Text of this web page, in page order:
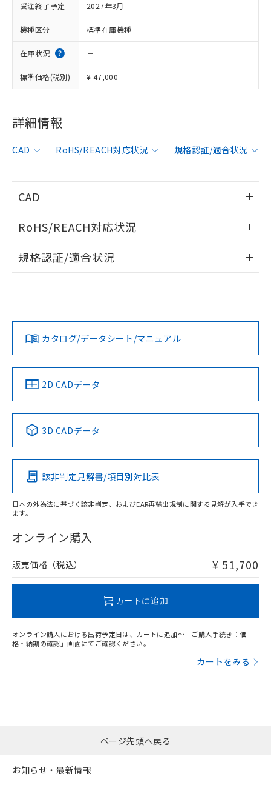
受注終了予定 2027年3月
機種区分 標準在庫機種
在庫状況 －
標準価格(税別) ¥ 47,000
詳細情報
CAD RoHS/REACH対応状況 規格認証/適合状況
CAD
ログイン/会員登録いただくと、CADデータをダウンロー
ドすることができます。
RoHS/REACH対応状況
EU RoHS 注意事項・凡例
対応済み
中国 RoHS 注意事項・凡例
Pb Hg Cd Cr(VI)
O
在庫等で未対応品が混在する可能性があります。
問い合わせください。
規格認証/適合状況
LR型式承認
（イギリス
船舶規格）
DNV型式承認
（ノルウェー
BV型式承認
（フランス
KR型式
（韓国
No No No No
この製品の規格認証/適合状況ページへ
その他の認証はこちらのページからご検索ください
カタログ/データシート/マニュアル
2D CADデータ
3D CADデータ
該非判定見解書/項目別対比表
日本の外為法に基づく該非判定、およびEAR再輸出規制に関する見解が入手でき
ます。
オンライン購入
販売価格（税込） ¥ 51,700
カートに追加
オンライン購入における出荷予定日は、カートに追加～「ご購入手続き：価
格・納期の確認」画面にてご確認ください。
カートをみる
ご利用条件
商品の当社在庫状況および標準価格
(税抜)を提供させていただくもので
当社制御機器事業取扱商品の中には、
本サービスの対象外となる商品もある
ことをご了承ください。
覧された時点での実際の在庫および標
準価格とは異なる場合があることをご
ムロン制御機器販売店・当社販売員に
ご相談ください。
オムロン制御機器販売店や当社販売拠
点は「販売ネットワーク
示しないようお願いします。
マイパーツ機能（部品リスト作成サー
ビス）をご利用いただくには、I-Web
あります。
お客様が当ウェブサイト上で当社にご
および当社の共同利用者が、当社の製
品・サービスに関するお客様との取
引・商談に必要な範囲で利用すること
をご了承ください。
※当社の共同利用者とは、"個人情報
の共同利用に関して"
の「1.共同利
用者の範囲」に記載されている法人を
※1 対応状況
対応済み：EU RoHS指令（10物質）の
非含有に対応した製品が提供可能な商品で
対応予定：EU RoHS指令（10物質）の非含
有に対応した製品に切り替える予定のある
対応予定なし：EU RoHS指令（10物質）の
定はありません。
非該当品：ライセンス料など無形物で、有
害物質有無と関係のない商品です。
仕入先様の事情により、非含有部品として
ミウム(Cd) 100ppm以下、
六価クロム(Cr(Ⅵ)) 1000ppm以下、ポリ臭化ビフェニル
類(PBB) 1000ppm以下、ポリ臭化ジフェニルエーテル類
ルベンジル（BBP） 1000ppm以下、フタル酸ジブチル
（DBP） 1000ppm以下、フタル酸ジイソブチル
(DIBP) 1000ppm以下
フタル酸エステル類の４物質については閾値を超える意
図的な使用がないことを確認しています。
※2 対応予定月
部品在庫の切り替え状況などにより、予定
月が前後することがあります。
下記の非含有証明書をダウンロードするこ
※本証明書は発行日時点で非含有を証明す
していることから、特段のことがない限
す。
「○」：最大均質材料含有率が中国RoHSの
基準値以下であることを示します。
「×」：最大均質材料含有率が中国RoHSの
基準値を超えていることを示します。
ム) : 100ppm、
Cr(Ⅵ)(六価クロム) : 1000ppm、 PBBs(ポリ臭化ビフェ
ニル類) : 1000ppm、 PBDEs(ポリ臭化ジフェニルエーテ
イソブチル) : 1000ppm、 BBP(フタル酸ブチルベンジ
ル) : 1000ppm、
DEHP(フタル酸ビス(2-エチルヘキシル)) : 1000ppm
※2 環境保護使用期限
「ｅ」：有害物質（10物質）のすべてが基
準値以下であることを示します。
「10」：通常の使用状況下において有害物
質が外部に漏えいし、環境に深刻な影響を
及ぼさない年数を意味します。
い合わせください。
当社は、これら貴社製品のうち、外国
国政府の輸出許可(または役務取引許
可)を取得するなどの必要な手続きを
とります。
いよう必要な手段を講じます。
当社は貴社製品を、核兵器、ミサイ
ル、化学兵器、生物兵器またはその他
武器並びにこれらの製造装置等に一切
使用いたしません。
当社は、貴社製品を第三者に販売する
場合は、上記1、2および3の内容を当
該第三者に通知します。また当社は、
法に輸出するおそれがある場合は、取
号
○ 一定数以上の在庫あり
△ 一定数には満たないが在庫あり
－
在庫なし(最新の在庫状況につ
いては、お客様のお取引先、ま
たはお客様担当のオムロン制御
機器販売店・当社販売員にご確
認ください)
空
白
受注生産機種、また在庫状況の
情報を公開していない機種
ページ先頭へ戻る
お知らせ・最新情報